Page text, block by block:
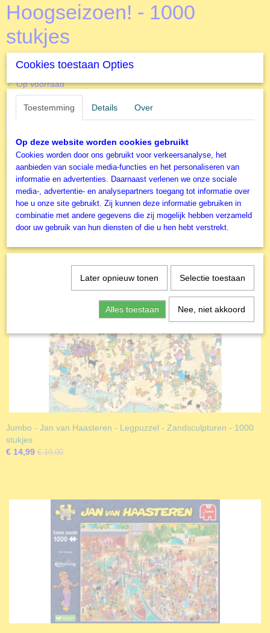
Hoogseizoen! - 1000
stukjes
€ 19,00 € 14,99 (inclusief btw 21%)
✓Op voorraad
Aantal
IN WINKELWAGEN
Specificaties
Productcode
EAN code
Productcode leverancier
Ook interessant
Jumbo - Jan van Haasteren - Legpuzzel - Zandsculpturen - 1000
stukjes
€ 14,99 € 19,00
Cookies toestaan Opties
Toestemming Details Over
Op deze website worden cookies gebruikt
Cookies worden door ons gebruikt voor verkeersanalyse, het
aanbieden van sociale media-functies en het personaliseren van
informatie en advertenties. Daarnaast verlenen we onze sociale
media-, advertentie- en analysepartners toegang tot informatie over
hoe u onze site gebruikt. Zij kunnen deze informatie gebruiken in
combinatie met andere gegevens die zij mogelijk hebben verzameld
door uw gebruik van hun diensten of die u hen hebt verstrekt.
Later opnieuw tonen Selectie toestaan
Alles toestaan Nee, niet akkoord